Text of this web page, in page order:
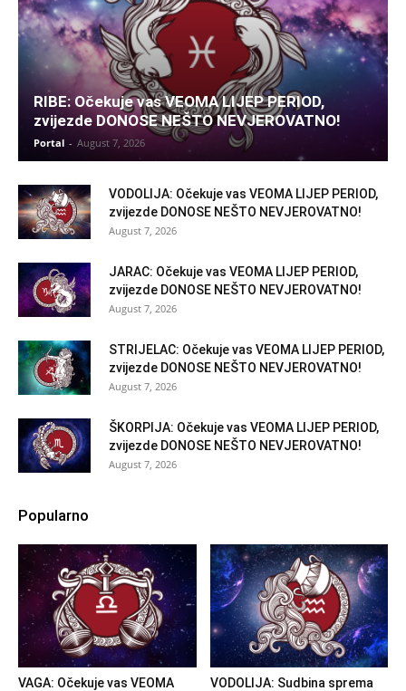
RIBE: Očekuje vas VEOMA LIJEP PERIOD,
zvijezde DONOSE NEŠTO NEVJEROVATNO!
Portal - August 7, 2026
VODOLIJA: Očekuje vas VEOMA LIJEP PERIOD,
zvijezde DONOSE NEŠTO NEVJEROVATNO!
August 7, 2026
JARAC: Očekuje vas VEOMA LIJEP PERIOD,
zvijezde DONOSE NEŠTO NEVJEROVATNO!
August 7, 2026
STRIJELAC: Očekuje vas VEOMA LIJEP PERIOD,
zvijezde DONOSE NEŠTO NEVJEROVATNO!
August 7, 2026
ŠKORPIJA: Očekuje vas VEOMA LIJEP PERIOD,
zvijezde DONOSE NEŠTO NEVJEROVATNO!
August 7, 2026
Popularno
VAGA: Očekuje vas VEOMA
VODOLIJA: Sudbina sprema